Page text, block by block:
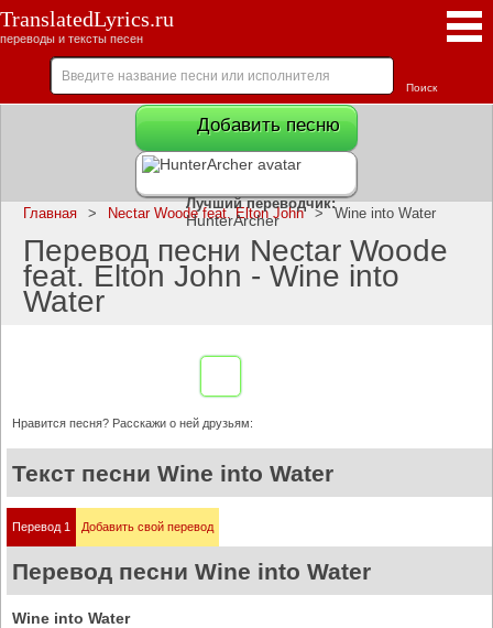
TranslatedLyrics.ru
переводы и тексты песен
Добавить песню
Лучший переводчик:
HunterArcher
Главная > Nectar Woode feat. Elton John > Wine into Water
Перевод песни Nectar Woode
feat. Elton John - Wine into
Water
Нравится песня? Расскажи о ней друзьям:
Текст песни Wine into Water
Перевод 1 Добавить свой перевод
Перевод песни Wine into Water
Wine into Water